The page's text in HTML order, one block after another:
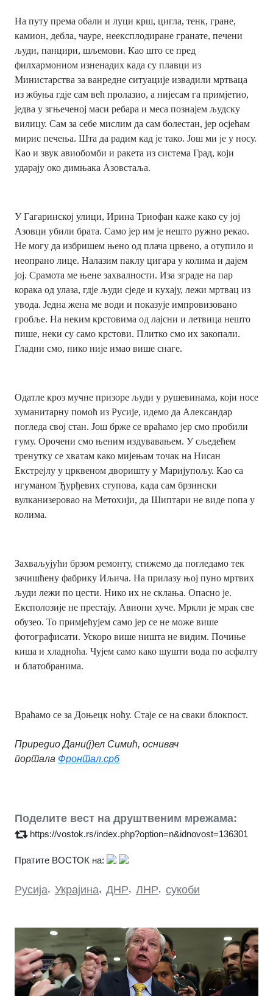
На путу према обали и луци крш, цигла, тенк, гране,
камион, дебла, чауре, неексплодиране гранате, печени
људи, панцири, шљемови. Као што се пред
филхармониом изненадих када су плавци из
Министарства за ванредне ситуације извадили мртваца
из жбуња гдје сам већ пролазио, а нијесам га примјетио,
једва у згњеченој маси ребара и меса познајем људску
вилицу. Сам за себе мислим да сам болестан, јер осјећам
мирис печења. Шта да радим кад је тако. Још ми је у носу.
Као и звук авиобомби и ракета из система Град, који
ударају око димњака Азовстаља.
У Гагаринској улици, Ирина Триофан каже како су јој
Азовци убили брата. Само јер им је нешто ружно рекао.
Не могу да избришем њено од плача црвено, а отупило и
неопрано лице. Налазим паклу цигара у колима и дајем
јој. Срамота ме њене захвалности. Иза зграде на пар
корака од улаза, гдје људи сједе и кухају, лежи мртвац из
увода. Једна жена ме води и показује импровизовано
гробље. На неким крстовима од лајсни и летвица нешто
пише, неки су само крстови. Плитко смо их закопали.
Гладни смо, нико није имао више снаге.
Одатле кроз мучне призоре људи у рушевинама, који носе
хуманитарну помоћ из Русије, идемо да Александар
погледа свој стан. Још брже се враћамо јер смо пробили
гуму. Орочени смо њеним издувавањем. У сљедећем
тренутку се хватам како мијењам точак на Нисан
Екстрејлу у црквеном дворишту у Маријупољу. Као са
игуманом Ђурђевих ступова, када сам брзински
вулканизеровао на Метохији, да Шиптари не виде попа у
колима.
Захваљујући брзом ремонту, стижемо да погледамо тек
зачишћену фабрику Иљича. На прилазу њој пуно мртвих
људи лежи по цести. Нико их не склања. Опасно је.
Експолозије не престају. Авиони хуче. Мркли је мрак све
обузео. То примјећујем само јер се не може више
фотографисати. Ускоро више ништа не видим. Почиње
киша и хладноћа. Чујем само како шушти вода по асфалту
и блатобранима.
Враћамо се за Доњецк ноћу. Стаје се на сваки блокпост.
Приредио Дани(ј)ел Симић, оснивач
портала Фронтал.срб
Поделите вест на друштвеним мрежама:
https://vostok.rs/index.php?option=n&idnovost=136301
Пратите ВОСТОК на:
Русија, Украјина, ДНР, ЛНР, сукоби